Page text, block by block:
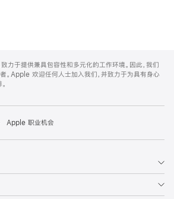
力于提供兼具包容性和多元化的工作环境。因此，我们
。Apple 欢迎任何人士加入我们，并致力于为具有身心
Apple 职业机会